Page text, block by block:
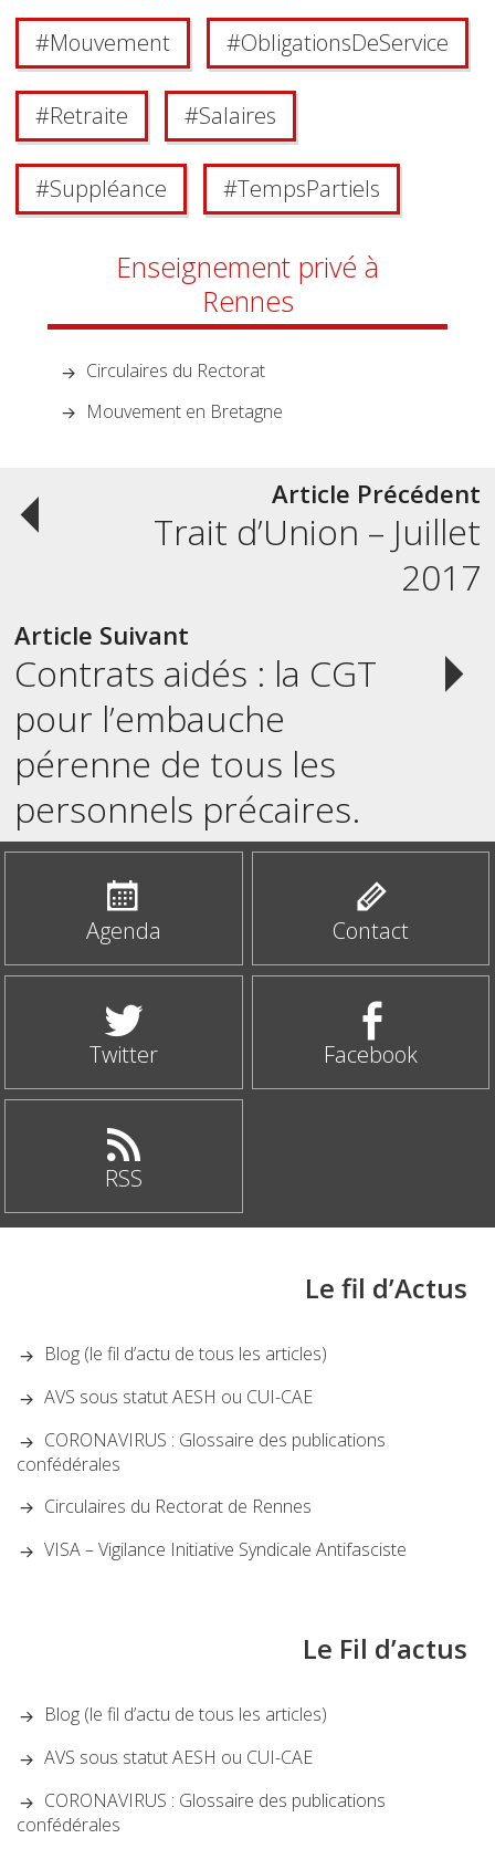
#Mouvement #Obligations De Service
#Retraite #Salaires
#Suppléance #Temps Partiels
Enseignement privé à
Rennes
Circulaires du Rectorat
Mouvement en Bretagne
Post
navigation
Article Précédent
Trait d’Union – Juillet
2017
Article Suivant
Contrats aidés : la CGT
pour l’embauche
pérenne de tous les
personnels précaires.
Agenda Contact
Twitter Facebook
RSS
Le fil d’Actus
Blog (le fil d’actu de tous les articles)
AVS sous statut AESH ou CUI-CAE
CORONAVIRUS : Glossaire des publications
confédérales
Circulaires du Rectorat de Rennes
VISA – Vigilance Initiative Syndicale Antifasciste
Le Fil d’actus
Blog (le fil d’actu de tous les articles)
AVS sous statut AESH ou CUI-CAE
CORONAVIRUS : Glossaire des publications
confédérales